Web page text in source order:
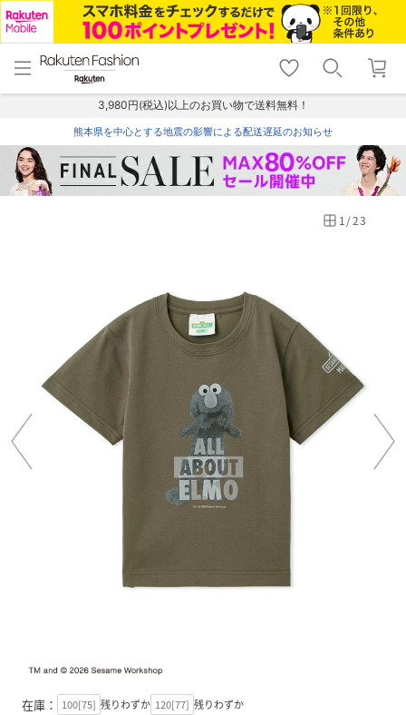
menu home
トップ
shopping_cart lock_outline
ログイン
3,980円(税込)以上のお買い物で送料無料！
熊本県を中心とする地震の影響による配送遅延のお知らせ
1/23
在庫： 100[75] 残りわずか 120[77] 残りわずか